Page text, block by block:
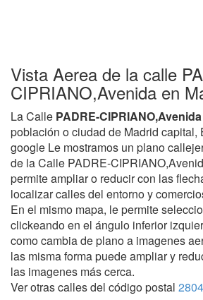
Vista Aerea de la calle
CIPRIANO,Avenida en
La Calle PADRE-CIPRIANO,Avenida
población o ciudad de Madrid capital,
google Le mostramos un plano
de la Calle PADRE-
permite ampliar o reducir con las
localizar calles del entorno y
En el mismo mapa, le permite
clickeando en el ángulo inferior
como cambia de plano a imagenes
las misma forma puede ampliar y
las imagenes más cerca.
Ver otras calles del código postal